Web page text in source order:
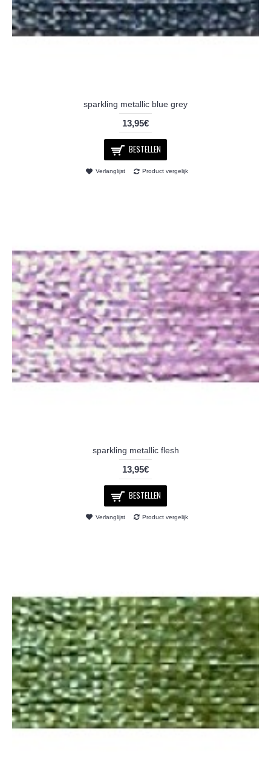
sparkling metallic blue grey
13,95€
BESTELLEN
Verlanglijst Product vergelijk
sparkling metallic flesh
13,95€
BESTELLEN
Verlanglijst Product vergelijk